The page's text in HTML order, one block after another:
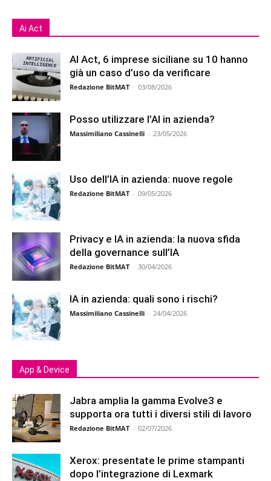
Ai Act
AI Act, 6 imprese siciliane su 10 hanno
già un caso d’uso da verificare
Redazione BitMAT - 03/08/2026
Posso utilizzare l’AI in azienda?
Massimiliano Cassinelli - 23/05/2026
Uso dell’IA in azienda: nuove regole
Redazione BitMAT - 09/05/2026
Privacy e IA in azienda: la nuova sfida
della governance sull’IA
Redazione BitMAT - 30/04/2026
IA in azienda: quali sono i rischi?
Massimiliano Cassinelli - 24/04/2026
App & Device
Jabra amplia la gamma Evolve3 e
supporta ora tutti i diversi stili di lavoro
Redazione BitMAT - 02/07/2026
Xerox: presentate le prime stampanti
dopo l’integrazione di Lexmark